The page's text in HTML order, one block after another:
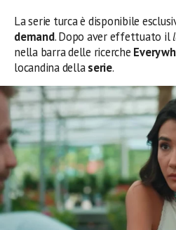
La serie turca è disponibile
demand. Dopo aver effettuato il
nella barra delle ricerche
locandina dellaserie.